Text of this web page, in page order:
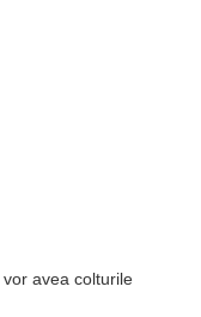
avea colturile